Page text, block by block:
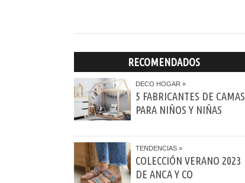
RECOMENDADOS
DECO HOGAR
5 FABRICANTES DE CAMAS
PARA NIÑOS Y NIÑAS
TENDENCIAS
COLECCIÓN VERANO 2023
DE ANCA Y CO